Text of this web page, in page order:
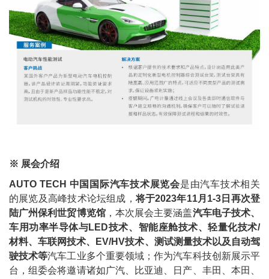
※ 展会介绍
AUTO TECH 中国国际汽车技术展览会是由汽车技术相关
的展览及高峰技术论坛组成，将于2023年11月1-3日再次登
陆广州保利世贸博览馆，本次展会主要涵盖汽车电子技术、
车用功率半导体与LED技术、智能座舱技术、轻量化技术/
材料、车联网技术、EV/HV技术、测试测量技术以及自动驾
驶技术等汽车工业多个重要领域；作为汽车科技创新展示平
台，组委会将邀请诸如广汽、比亚迪、日产、丰田、本田、